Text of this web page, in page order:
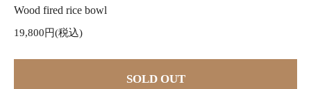
Wood fired rice bowl
19,800円(税込)
SOLD OUT